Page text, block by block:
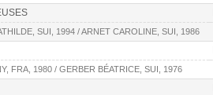
SUI, 1994 / ARNET CAROLINE, SUI, 1986
FRA, 1980 / GERBER BÉATRICE, SUI, 1976